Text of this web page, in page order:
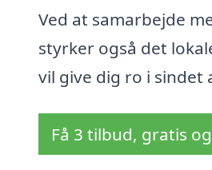
Ved at samarbejde
styrker også det
vil give dig ro i
Få 3 tilbud, gratis